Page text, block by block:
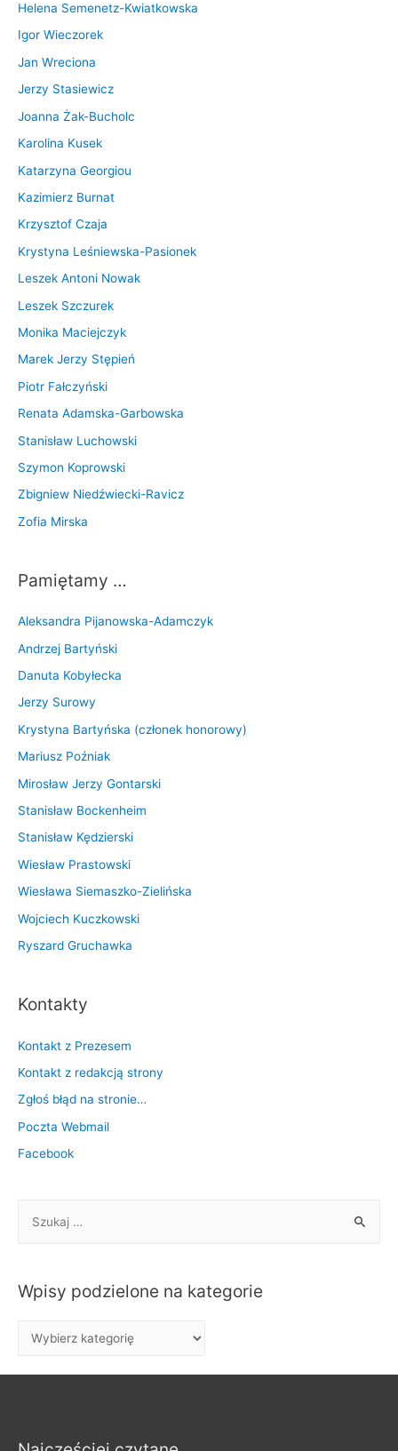
Helena Semenetz-Kwiatkowska
Igor Wieczorek
Jan Wreciona
Jerzy Stasiewicz
Joanna Żak-Bucholc
Karolina Kusek
Katarzyna Georgiou
Kazimierz Burnat
Krzysztof Czaja
Krystyna Leśniewska-Pasionek
Leszek Antoni Nowak
Leszek Szczurek
Monika Maciejczyk
Marek Jerzy Stępień
Piotr Fałczyński
Renata Adamska-Garbowska
Stanisław Luchowski
Szymon Koprowski
Zbigniew Niedźwiecki-Ravicz
Zofia Mirska
Pamiętamy …
Aleksandra Pijanowska-Adamczyk
Andrzej Bartyński
Danuta Kobyłecka
Jerzy Surowy
Krystyna Bartyńska (członek honorowy)
Mariusz Poźniak
Mirosław Jerzy Gontarski
Stanisław Bockenheim
Stanisław Kędzierski
Wiesław Prastowski
Wiesława Siemaszko-Zielińska
Wojciech Kuczkowski
Ryszard Gruchawka
Kontakty
Kontakt z Prezesem
Kontakt z redakcją strony
Zgłoś błąd na stronie…
Poczta Webmail
Facebook
kWpisy podzielone na kategorie